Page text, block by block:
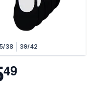
38 39/42
49